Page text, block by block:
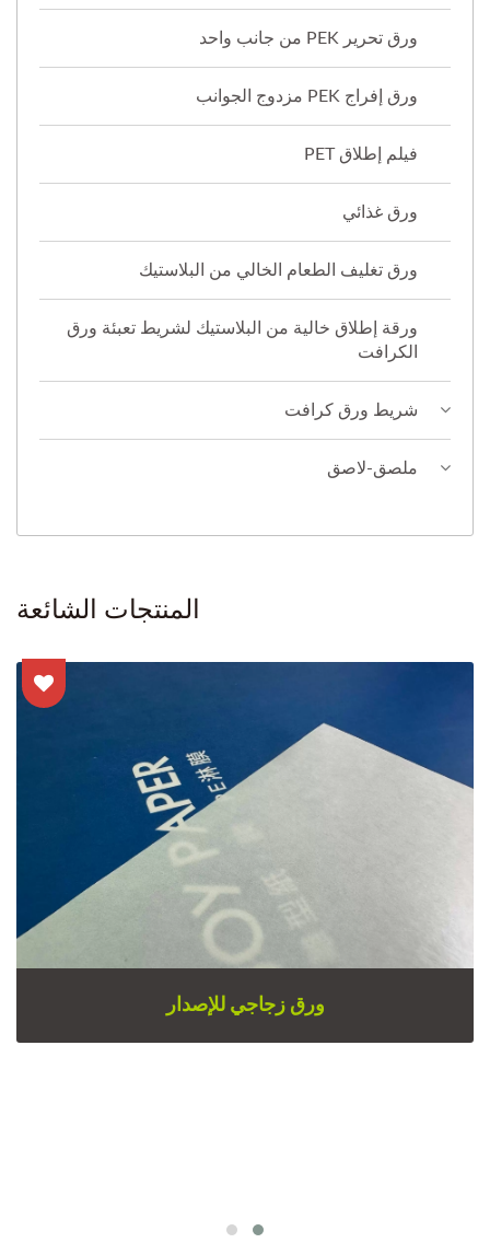
ورق تحرير PEK من جانب واحد
ورق إفراج PEK مزدوج الجوانب
فيلم إطلاق PET
ورق غذائي
ورق تغليف الطعام الخالي من البلاستيك
ورقة إطلاق خالية من البلاستيك لشريط تعبئة ورق
الكرافت
شريط ورق كرافت
ملصق-لاصق
المنتجات الشائعة
ورق زجاجي للإصدار